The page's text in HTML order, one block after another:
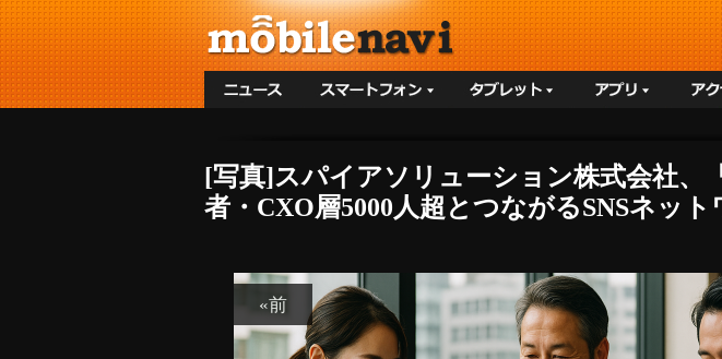
[写真]スパイアソリューション株式会社
者・CXO層5000人超とつながるSNSネッ
«前